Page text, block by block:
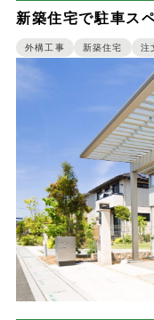
新築住宅で駐車ス
ごとの最適な寸法
外構工事 新築住宅 注